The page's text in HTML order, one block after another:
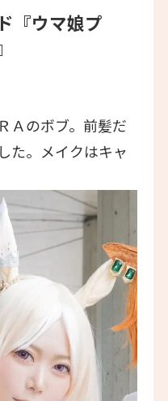
『ウマ娘プ
Ａのボブ。前髪だ
た。メイクはキャ